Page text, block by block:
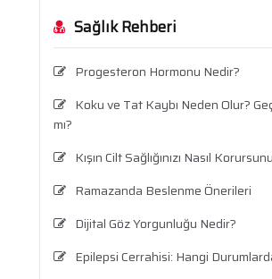
Sağlık Rehberi
Progesteron Hormonu Nedir?
Koku ve Tat Kaybı Neden Olur?
mı?
Kışın Cilt Sağlığınızı Nasıl
Ramazanda Beslenme Önerileri
Dijital Göz Yorgunluğu Nedir?
Epilepsi Cerrahisi: Hangi